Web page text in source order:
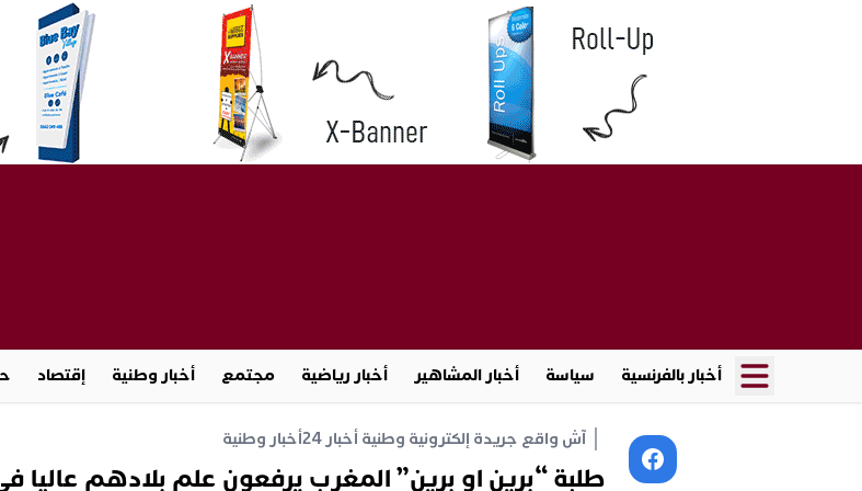
أخبار بالفرنسية سياسة أخبار المشاهير أخبار رياضية مجتمع أخبار وطنية إقتصاد
آش واقع جريدة إلكترونية وطنية أخبار 24 أخبار وطنية
طلبة “برين او برين” المغرب يرفعون علم بلادهم عاليا